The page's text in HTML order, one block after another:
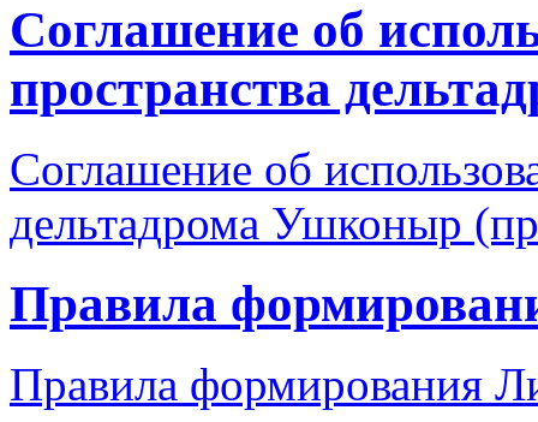
Соглашение об
пространства
Соглашение об
дельтадрома Ушконыр
Правила
Правила формирования